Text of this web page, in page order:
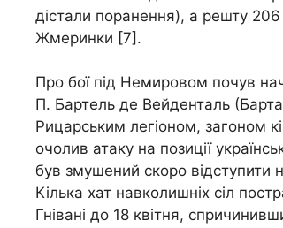
дістали поранення), а решту
Жмеринки [7].
Про бої під Немировом почув
П. Бартель де Вейденталь
Рицарським легіоном, загоном
очолив атаку на позиції
був змушений скоро відступити
Кілька хат навколишніх сіл
Гнівані до 18 квітня,